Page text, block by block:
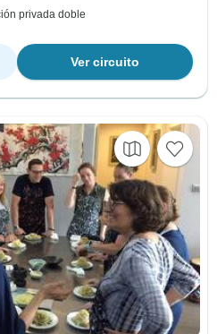
privada doble
Ver circuito